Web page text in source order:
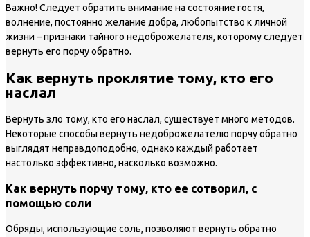
Важно!Следует обратить внимание на состояние гостя,
волнение, постоянно желание добра, любопытство к личной
жизни – признаки тайного недоброжелателя, которому следует
вернуть его порчу обратно.
Как вернуть проклятие тому, кто его
наслал
Вернуть зло тому, кто его наслал, существует много методов.
Некоторые способы вернуть недоброжелателю порчу обратно
выглядят неправдоподобно, однако каждый работает
настолько эффективно, насколько возможно.
Как вернуть порчу тому, кто ее сотворил, с
помощью соли
Обряды, использующие соль, позволяют вернуть обратно